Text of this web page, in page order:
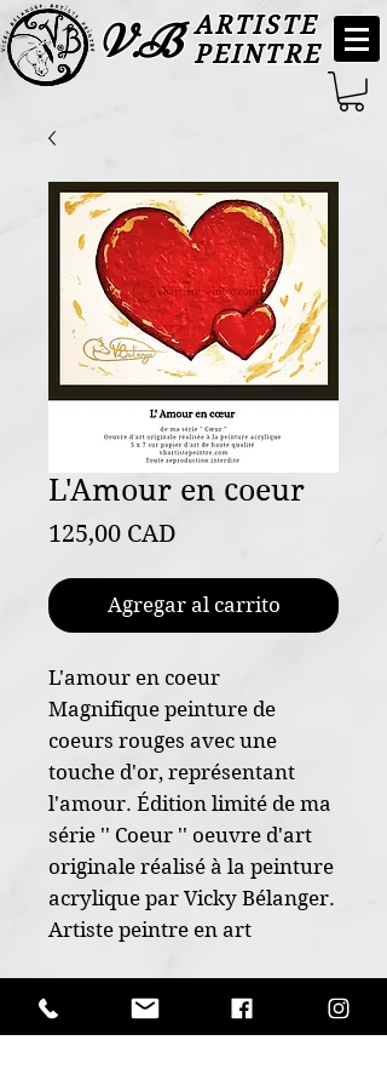
V.B ARTISTE
PEINTRE
L'Amour en coeur
125,00 CAD
Agregar al carrito
L'amour en coeur
Magnifique peinture de
coeurs rouges avec une
touche d'or, représentant
l'amour. Édition limité de ma
série '' Coeur '' oeuvre d'art
originale réalisé à la peinture
acrylique par Vicky Bélanger.
Artiste peintre en art
Canada. VBArtistePeintre.
POLITIQUE D'ÉCHANGE ET
DE REMBOURSEMENT